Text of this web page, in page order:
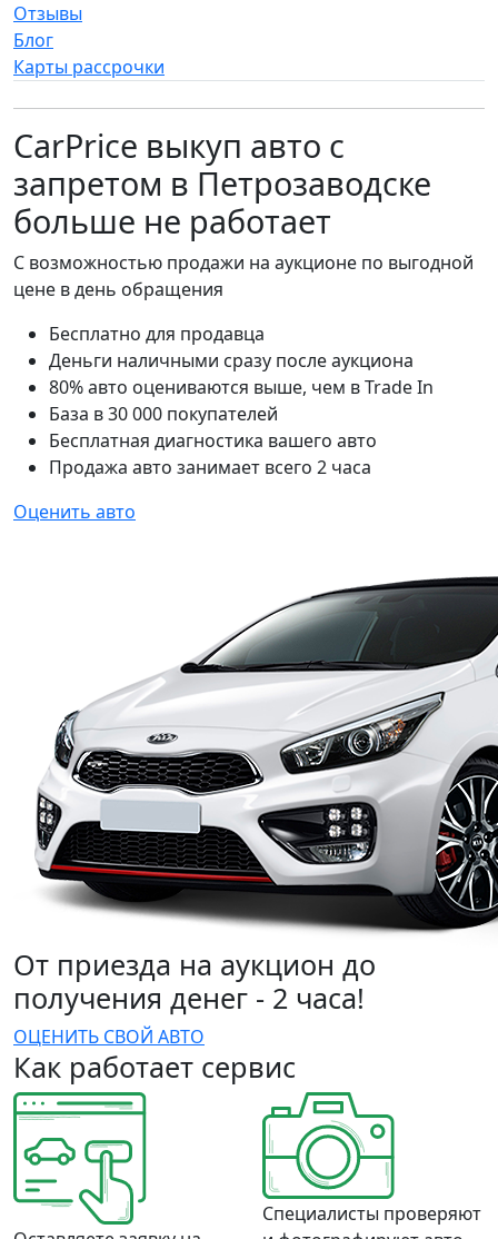
Отзывы
Блог
Карты рассрочки
CarPrice выкуп авто с
запретом в Петрозаводске
больше не работает
С возможностью продажи на аукционе по выгодной
цене в день обращения
Бесплатно для продавца
Деньги наличными сразу после аукциона
80% авто оцениваются выше, чем в Trade In
База в 30 000 покупателей
Бесплатная диагностика вашего авто
Продажа авто занимает всего 2 часа
Оценить авто
От приезда на аукцион до
получения денег - 2 часа!
ОЦЕНИТЬ СВОЙ АВТО
Как работает сервис
Специалисты проверяют